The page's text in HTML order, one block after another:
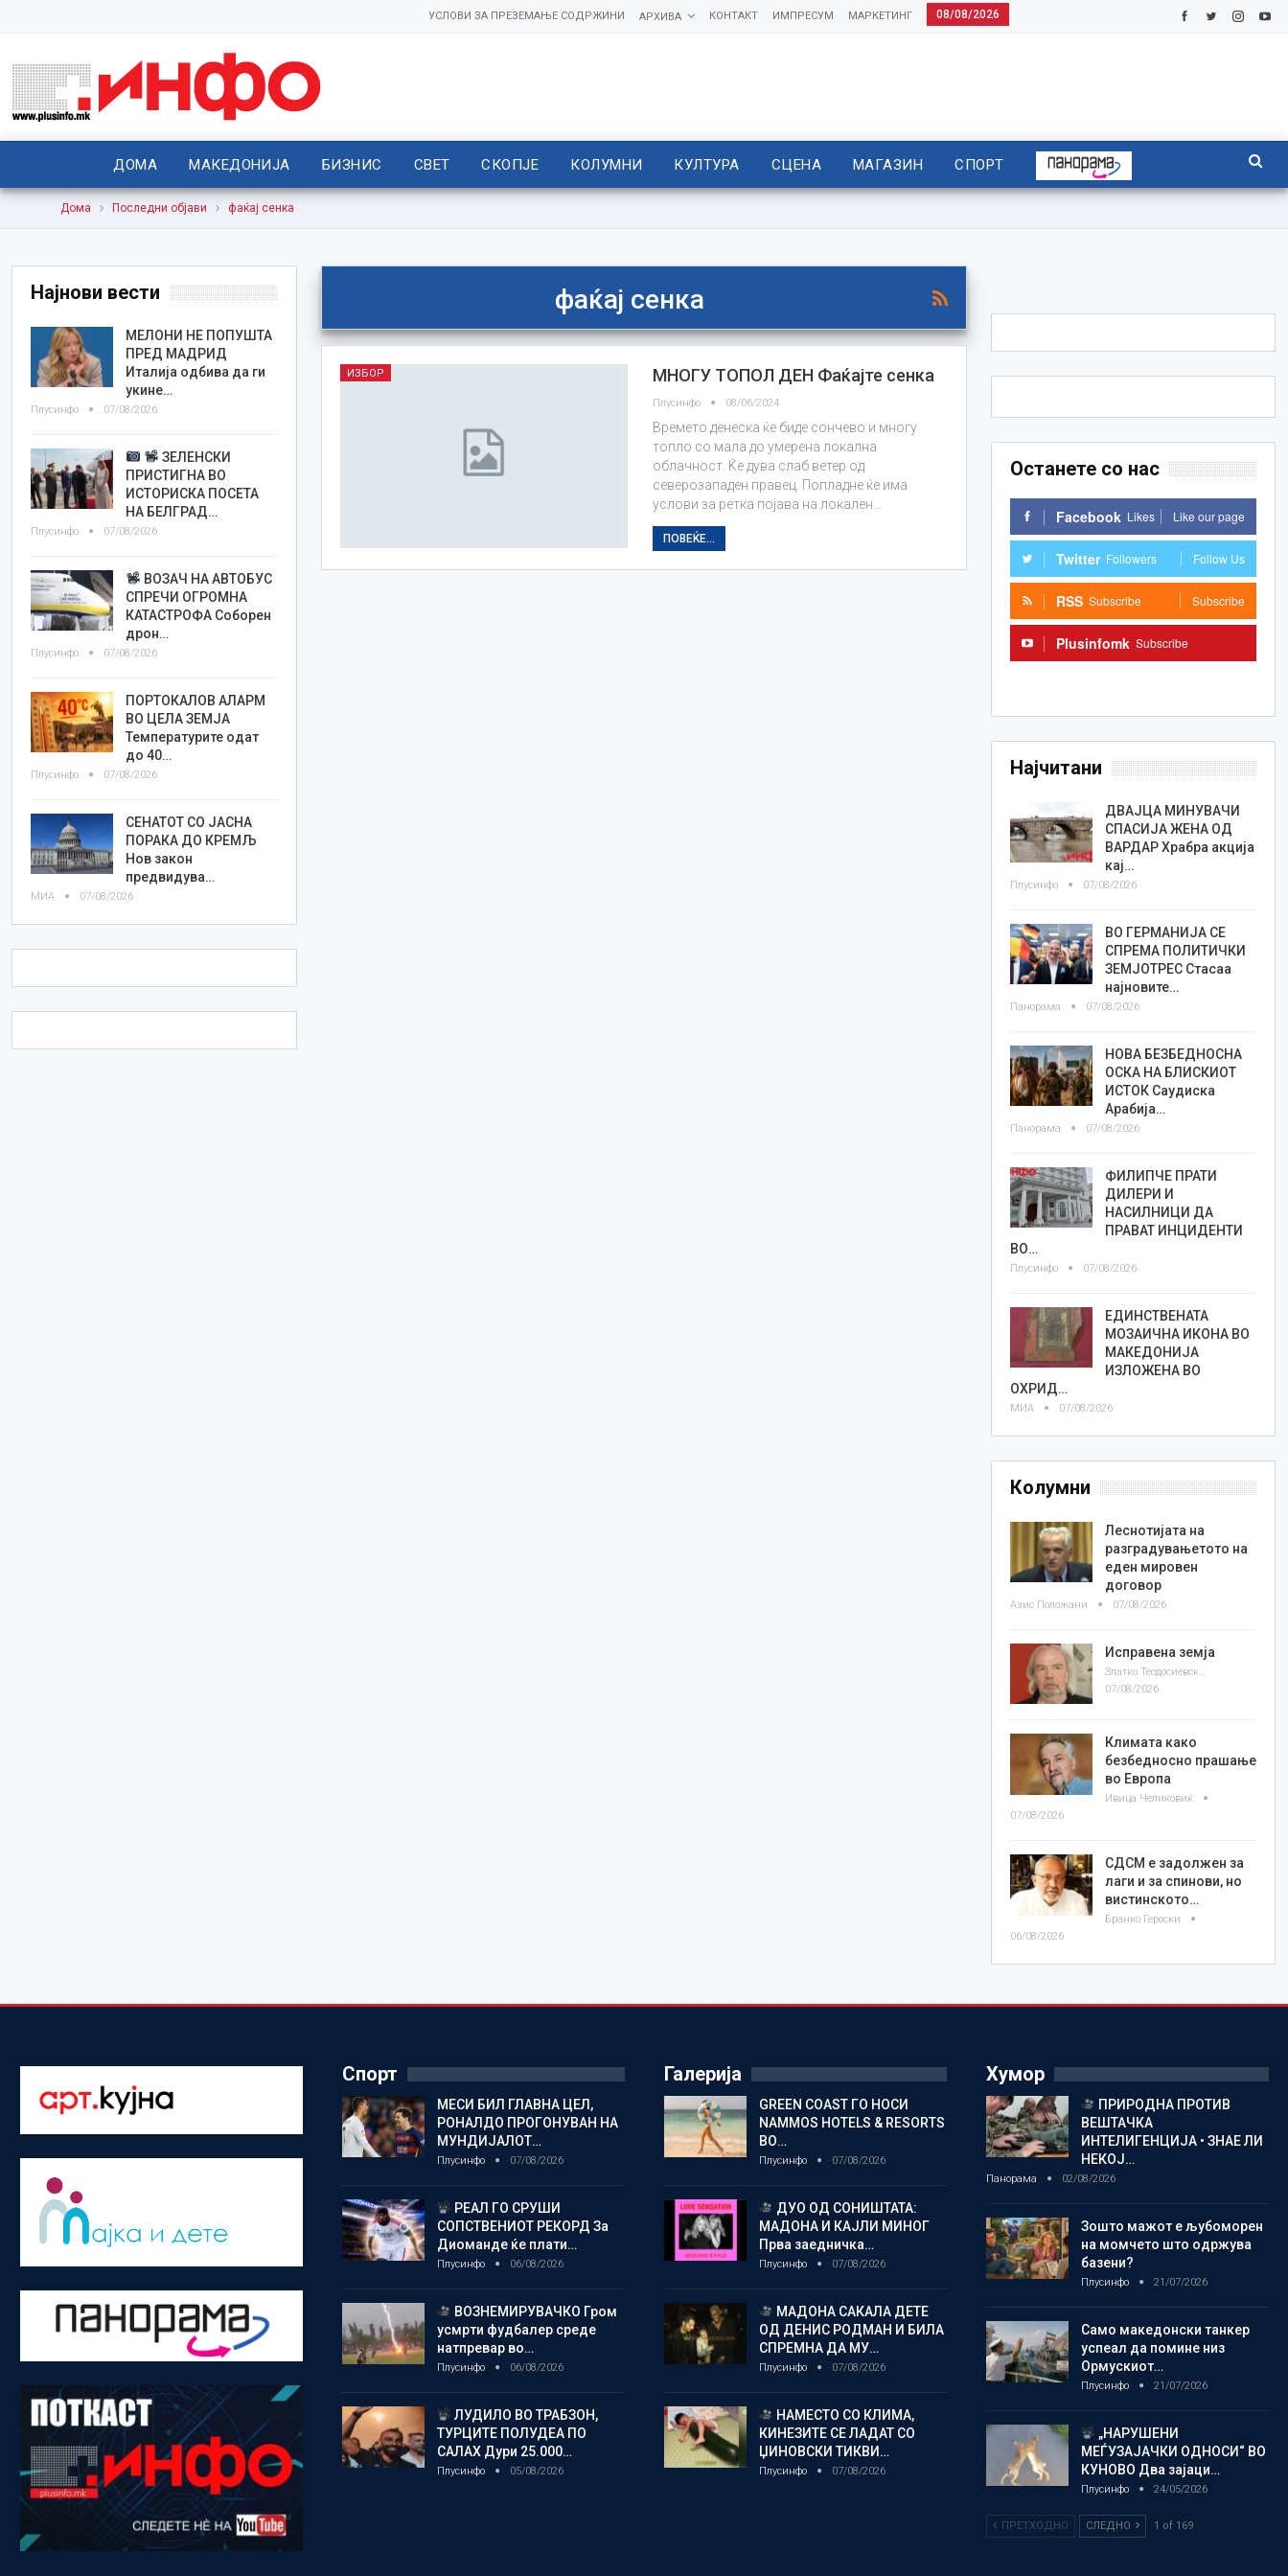
08/08/2026
МАРКЕТИНГ
ИМПРЕСУМ
КОНТАКТ
АРХИВА
УСЛОВИ ЗА ПРЕЗЕМАЊЕ СОДРЖИНИ
ДОМА МАКЕДОНИЈА БИЗНИС СВЕТ СКОПЈЕ КОЛУМНИ КУЛТУРА СЦЕНА МАГАЗИН СПОРТ
Дома Последни објави фаќај сенка
фаќај сенка
ИЗБОР МНОГУ ТОПОЛ ДЕН Фаќајте сенка
Плусинфо 08/06/2024
Времето денеска ќе биде сончево и многу
топло со мала до умерена локална
облачност. Ќе дува слаб ветер од
северозападен правец. Попладне ќе има
услови за ретка појава на локален…
ПОВЕЌЕ...
Останете со нас
Facebook Likes Like our page
Twitter Followers Follow Us
RSS Subscribe Subscribe
Plusinfomk Subscribe
Најчитани
ДВАЈЦА МИНУВАЧИ
СПАСИЈА ЖЕНА ОД
ВАРДАР Храбра акција
кај…
Плусинфо 07/08/2026
ВО ГЕРМАНИЈА СЕ
СПРЕМА ПОЛИТИЧКИ
ЗЕМЈОТРЕС Стасаа
најновите…
Панорама 07/08/2026
НОВА БЕЗБЕДНОСНА
ОСКА НА БЛИСКИОТ
ИСТОК Саудиска
Арабија…
Панорама 07/08/2026
ФИЛИПЧЕ ПРАТИ
ДИЛЕРИ И
НАСИЛНИЦИ ДА
ПРАВАТ ИНЦИДЕНТИ
ВО…
Плусинфо 07/08/2026
ЕДИНСТВЕНАТА
МОЗАИЧНА ИКОНА ВО
МАКЕДОНИЈА
ИЗЛОЖЕНА ВО
ОХРИД…
МИА 07/08/2026
Колумни
Леснотијата на
разградувањетото на
еден мировен
договор
Азис Положани 07/08/2026
Исправена земја
Златко Теодосиевски
07/08/2026
Климата како
безбедносно прашање
во Европа
Ивица Челиковиќ
07/08/2026
СДСМ е задолжен за
лаги и за спинови, но
вистинското…
Бранко Героски
06/08/2026
Најнови вести
МЕЛОНИ НЕ ПОПУШТА
ПРЕД МАДРИД
Италија одбива да ги
укине…
Плусинфо 07/08/2026
ЗЕЛЕНСКИ
ПРИСТИГНА ВО
ИСТОРИСКА ПОСЕТА
НА БЕЛГРАД…
Плусинфо 07/08/2026
ВОЗАЧ НА АВТОБУС
СПРЕЧИ ОГРОМНА
КАТАСТРОФА Соборен
дрон…
Плусинфо 07/08/2026
ПОРТОКАЛОВ АЛАРМ
ВО ЦЕЛА ЗЕМЈА
Температурите одат
до 40…
Плусинфо 07/08/2026
СЕНАТОТ СО ЈАСНА
ПОРАКА ДО КРЕМЉ
Нов закон
предвидува…
МИА 07/08/2026
Спорт
МЕСИ БИЛ ГЛАВНА ЦЕЛ,
РОНАЛДО ПРОГОНУВАН НА
МУНДИЈАЛОТ…
Плусинфо 07/08/2026
РЕАЛ ГО СРУШИ
СОПСТВЕНИОТ РЕКОРД За
Диоманде ќе плати…
Плусинфо 06/08/2026
ВОЗНЕМИРУВАЧКО Гром
усмрти фудбалер среде
натпревар во…
Плусинфо 06/08/2026
ЛУДИЛО ВО ТРАБЗОН,
ТУРЦИТЕ ПОЛУДЕА ПО
САЛАХ Дури 25.000…
Плусинфо 05/08/2026
Галерија
GREEN COAST ГО НОСИ
NAMMOS HOTELS & RESORTS
ВО…
Плусинфо 07/08/2026
ДУО ОД СОНИШТАТА:
МАДОНА И КАЈЛИ МИНОГ
Прва заедничка…
Плусинфо 07/08/2026
МАДОНА САКАЛА ДЕТЕ
ОД ДЕНИС РОДМАН И БИЛА
СПРЕМНА ДА МУ…
Плусинфо 07/08/2026
НАМЕСТО СО КЛИМА,
КИНЕЗИТЕ СЕ ЛАДАТ СО
ЏИНОВСКИ ТИКВИ…
Плусинфо 07/08/2026
Хумор
ПРИРОДНА ПРОТИВ
ВЕШТАЧКА
ИНТЕЛИГЕНЦИЈА • ЗНАЕ ЛИ
НЕКОЈ…
Панорама 02/08/2026
Зошто мажот е љубоморен
на момчето што одржува
базени?
Плусинфо 21/07/2026
Само македонски танкер
успеал да помине низ
Ормускиот…
Плусинфо 21/07/2026
„НАРУШЕНИ
МЕЃУЗАЈАЧКИ ОДНОСИ“ ВО
КУНОВО Два зајаци…
Плусинфо 24/05/2026
ПРЕТХОДНО СЛЕДНО 1 of 169